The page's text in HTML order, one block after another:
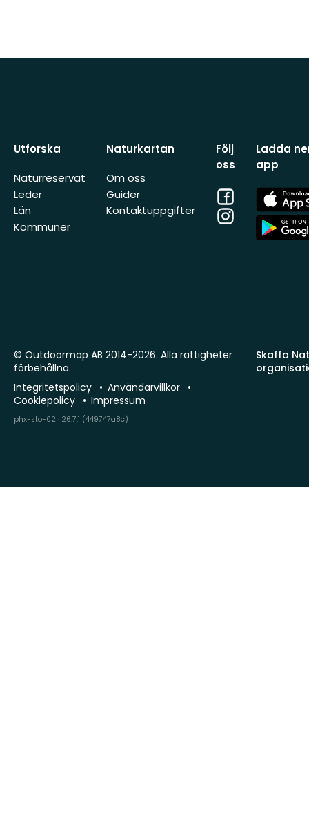
Utforska
Naturreservat
Leder
Län
Kommuner
Naturkartan
Om oss
Guider
Kontaktuppgifter
Följ
oss
Facebook
Instagram
Ladda
app
App
Store
App
Store
Skaffa
© Outdoormap AB 2014-2026. Alla rättigheter
förbehållna.
Integritetspolicy
Användarvillkor
Cookiepolicy
Impressum
phx-sto-02 · 26.7.1 (449747a8c)